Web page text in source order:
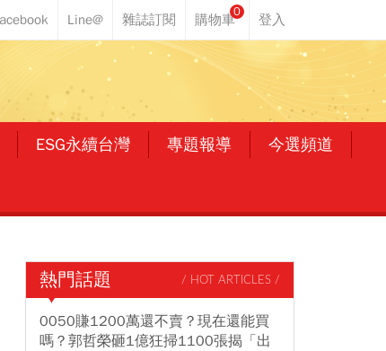
0
ESG永續台灣 專題報導 今選頻道
熱門話題 / HOT ARTICLES /
0050賺1200萬還不賣？現在還能買
嗎？郭哲榮砸1億狂掃1100張揭「出